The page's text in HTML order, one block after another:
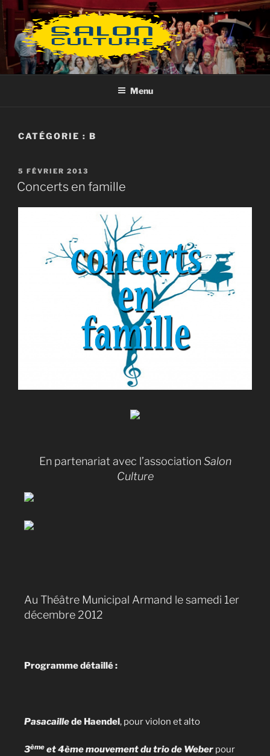
Aller
au
contenu
principal
Menu
CATÉGORIE : B
PUBLIÉ
LE
5 FÉVRIER 2013
Concerts en famille
En partenariat avec l’association Salon
Culture
Au Théâtre Municipal Armand le samedi 1er
décembre 2012
Programme détaillé :
Pasacaillede Haendel, pour violon et alto
3ème et 4ème mouvement du trio de Weber pour